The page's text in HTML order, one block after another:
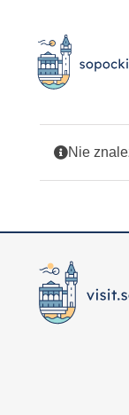
zawartości
Nie